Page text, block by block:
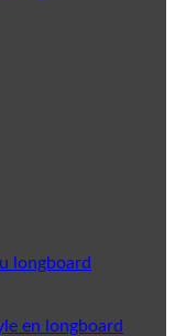
longboard
en longboard